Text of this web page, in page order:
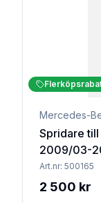
Mercedes-
Spridare
2009/03-
Art.nr: 500165
2 500 kr